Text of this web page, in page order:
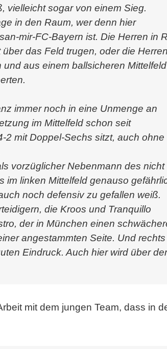
vielleicht sogar von einem Sieg.
in den Raum, wer denn hier
mir-FC-Bayern ist. Die Herren in
das Feld trugen, oder die
aus einem ballsicheren Mittelfeld
immer noch in eine Unmenge an
im Mittelfeld schon seit
mit Doppel-Sechs sitzt, auch ohne
vorzüglicher Nebenmann des nicht
im linken Mittelfeld genauso
noch defensiv zu gefallen weiß.
die Kroos und Tranquillo
der in München einen
angestammten Seite. Und rechts
Eindruck. Auch hier wird über
mit dem jungen Team, dass in